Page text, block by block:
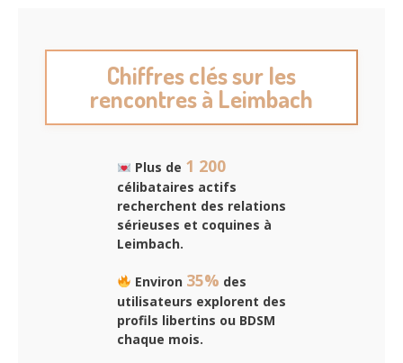
Chiffres clés sur les
rencontres à Leimbach
Plus de 1 200
célibataires actifs
recherchent des relations
sérieuses et coquines à
Leimbach.
Environ 35% des
utilisateurs explorent des
profils libertins ou BDSM
chaque mois.